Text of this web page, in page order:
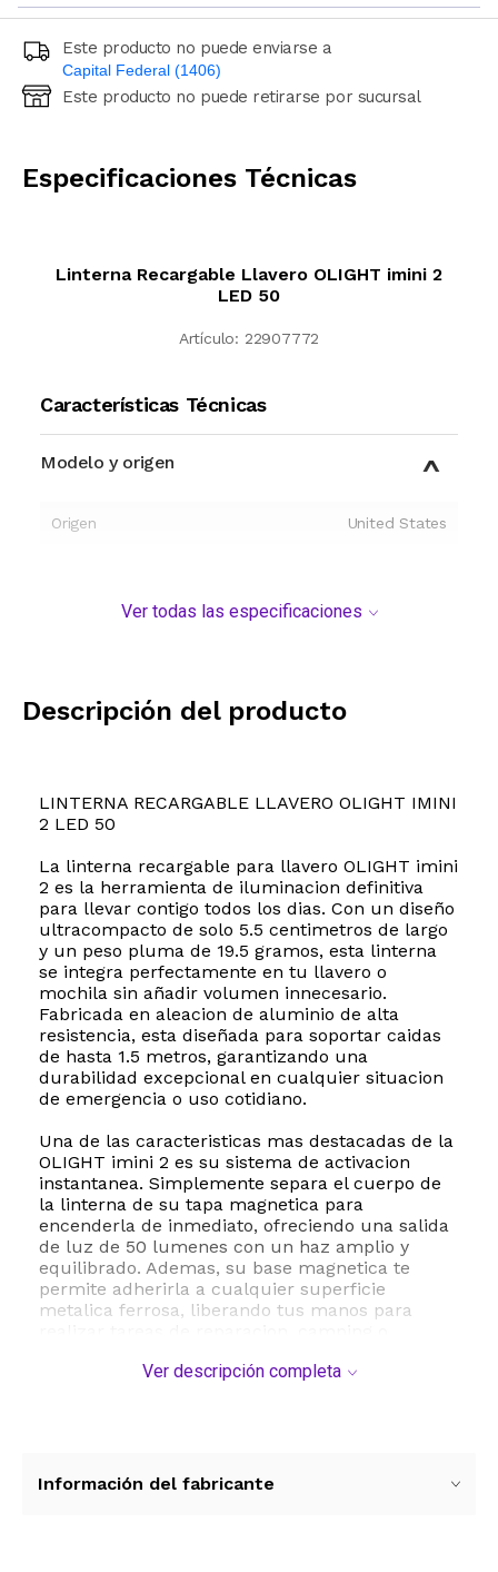
Este producto no puede enviarse a
Capital Federal (1406)
Ingresá código postal (sólo números)
Este producto no puede retirarse por sucursal
Especificaciones Técnicas
Linterna Recargable Llavero OLIGHT imini 2
LED 50
Artículo: 22907772
Características Técnicas
Modelo y origen
Origen United States
Ver todas las especificaciones
Descripción del producto
LINTERNA RECARGABLE LLAVERO OLIGHT IMINI
2 LED 50
La linterna recargable para llavero OLIGHT imini
2 es la herramienta de iluminacion definitiva
para llevar contigo todos los dias. Con un diseño
ultracompacto de solo 5.5 centimetros de largo
y un peso pluma de 19.5 gramos, esta linterna
se integra perfectamente en tu llavero o
mochila sin añadir volumen innecesario.
Fabricada en aleacion de aluminio de alta
resistencia, esta diseñada para soportar caidas
de hasta 1.5 metros, garantizando una
durabilidad excepcional en cualquier situacion
de emergencia o uso cotidiano.
Una de las caracteristicas mas destacadas de la
OLIGHT imini 2 es su sistema de activacion
instantanea. Simplemente separa el cuerpo de
la linterna de su tapa magnetica para
encenderla de inmediato, ofreciendo una salida
de luz de 50 lumenes con un haz amplio y
equilibrado. Ademas, su base magnetica te
permite adherirla a cualquier superficie
metalica ferrosa, liberando tus manos para
directamente a cualquier puerto USB de pared,
Ver descripción completa
Información del fabricante